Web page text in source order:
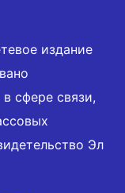
издание
сфере связи,
Эл